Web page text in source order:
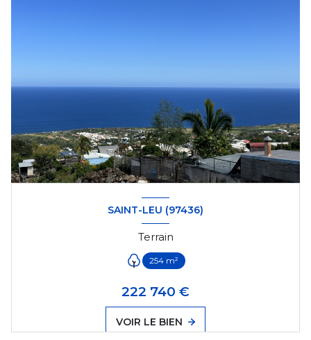
SAINT-LEU (97436)
Terrain
254 m²
222 740 €
VOIR LE BIEN